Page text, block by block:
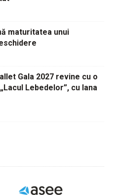
maturitatea unui
Gala 2027 revine cu o
Lebedelor”, cu Iana